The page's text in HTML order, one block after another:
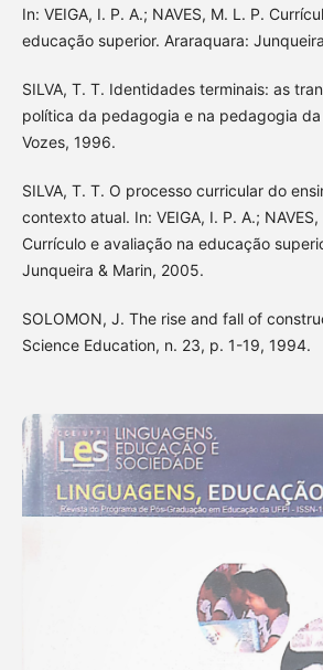
In: VEIGA, I. P. A.; NAVES, M. L. P.
educação superior. Araraquara:
SILVA, T. T. Identidades terminais: as
política da pedagogia e na pedagogia
Vozes, 1996.
SILVA, T. T. O processo curricular do
contexto atual. In: VEIGA, I. P. A.;
Currículo e avaliação na educação
Junqueira & Marin, 2005.
SOLOMON, J. The rise and fall of
Science Education, n. 23, p. 1-19, 1994.